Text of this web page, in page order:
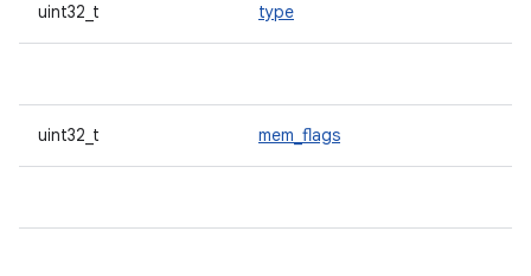
uint32_t type
uint32_t mem_flags